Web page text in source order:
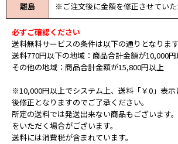
離島 ※ご注文後に金額を修正させてい
必ずご確認ください
送料無料サービスの条件は以下の通りとなります
送料770円以下の地域：商品合計金額が10,000
その他の地域：商品合計金額が15,800円以上
※10,000円以上でシステム上、送料「￥0」表
後修正となりますのでご了承ください。
所定の送料では発送出来ない商品もございます
をいただく場合がございます。
送料には消費税が含まれています。